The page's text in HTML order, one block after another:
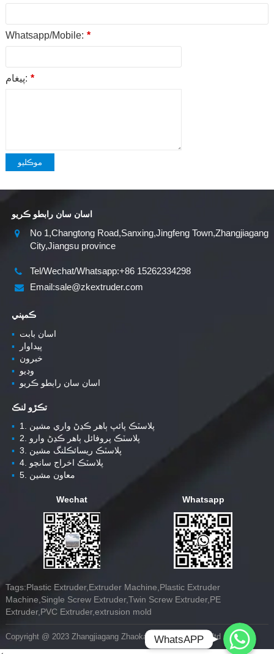
Whatsapp/Mobile: *
پيغام: *
موڪليو
اسان سان رابطو ڪريو
No 1,Changtong Road,Sanxing,Jingfeng Town,Zhangjiagang
City,Jiangsu province
Tel/Wechat/Whatsapp:+86 15262334298
Email:sale@zkextruder.com
ڪمپني
▪ اسان بابت
▪
پيداوار
▪ خبرون
▪ وڊيو
▪ اسان سان رابطو ڪريو
تڪڙو لنڪ
▪
1. پلاسٽڪ پائپ ٻاهر ڪڍڻ واري مشين
▪
2. پلاسٽڪ پروفائل ٻاهر ڪڍڻ وارو
▪
3. پلاسٽڪ ريسائڪلنگ مشين
▪
4. پلاسٽڪ اخراج سانچو
▪
5. معاون مشين
Wechat Whatsapp
Tags:Plastic Extruder,Extruder Machine,Plastic Extruder
Machine,Single Screw Extruder,Twin Screw Extruder,PE
Extruder,PVC Extruder,extrusion mold
Copyright @ 2023 Zhangjiagang Zhaokang Machinery Co.,ltd
Whatsapp
WhatsAPP